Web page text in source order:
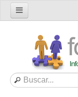
Foro
Nuevo tema
Buscar en el foro